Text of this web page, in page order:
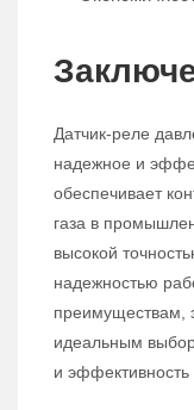
Датчик-реле
надежное и
обеспечивает
газа в
высокой
надежностью
преимуществам,
идеальным
и эффективность